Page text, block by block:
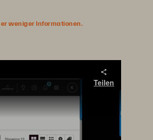
weniger Informationen.
Teilen